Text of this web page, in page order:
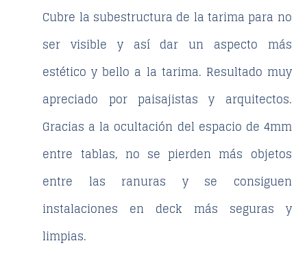
Cubre la subestructura de la tarima para no
ser visible y así dar un aspecto más
estético y bello a la tarima. Resultado muy
apreciado por paisajistas y arquitectos.
Gracias a la ocultación del espacio de 4mm
entre tablas, no se pierden más objetos
entre las ranuras y se consiguen
instalaciones en deck más seguras y
limpias.